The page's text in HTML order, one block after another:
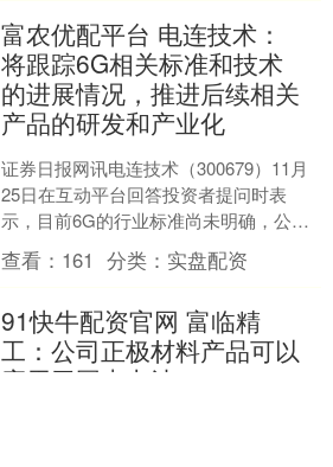
富农优配平台 电连技术：
将跟踪6G相关标准和技术
的进展情况，推进后续相关
产品的研发和产业化
证券日报网讯电连技术（300679）11月
25日在互动平台回答投资者提问时表
示，目前6G的行业标准尚未明确，公司
将跟踪6G相关标准和技术的进展情况，
推进公司后续....
查看： 161 分类： 实盘配资
91快牛配资官网 富临精
工：公司正极材料产品可以
应用于固态电池